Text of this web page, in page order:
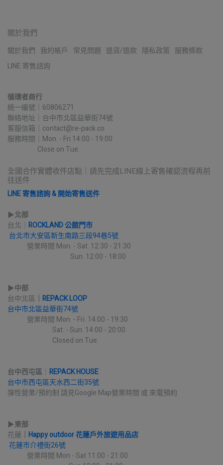
關於我們
關於我們 我的帳戶 常見問題 退貨/退款 隱私政策 服務條款
LINE 寄售諮詢
循環者商行
統一編號｜60806271
聯絡地址｜台中市北區益華街74號
客服信箱｜contact@re-pack.co
服務時間｜Mon. - Fri 14:00 - 19:00
Close on Tue.
全國合作實體收件店點｜請先完成LINE線上寄售確認流程再前
往送件
LINE 寄售諮詢 & 開始寄售送件
▶︎北部
台北｜ ROCKLAND 公館門市
台北市大安區新生南路三段94巷5號
營業時間 Mon. - Sat. 12:30 - 21:30
Sun. 12:00 - 18:00
▶︎中部
台中北區
REPACK LOOP
台中市北區益華街74號
營業時間 Mon. - Fri. 14:00 - 19:30
Sat. - Sun. 14:00 - 20:00
Closed on Tue.
台中西屯區
REPACK HOUSE
台中市西屯區天水西二街35號
彈性營業/預約制 請見Google Map營業時間 或 來電預約
▶︎東部
花蓮
Happy outdoor 花蓮戶外旅遊用品店
花蓮市介禮街26號
營業時間 Mon - Sat 11:00 - 21:00